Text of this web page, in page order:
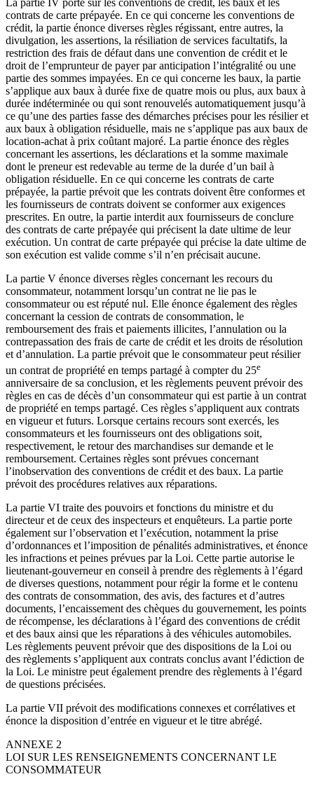
La partie IV porte sur les conventions de crédit, les baux et les
contrats de carte prépayée. En ce qui concerne les conventions de
crédit, la partie énonce diverses règles régissant, entre autres, la
divulgation, les assertions, la résiliation de services facultatifs, la
restriction des frais de défaut dans une convention de crédit et le
droit de l’emprunteur de payer par anticipation l’intégralité ou une
partie des sommes impayées. En ce qui concerne les baux, la partie
s’applique aux baux à durée fixe de quatre mois ou plus, aux baux à
durée indéterminée ou qui sont renouvelés automatiquement jusqu’à
ce qu’une des parties fasse des démarches précises pour les résilier et
aux baux à obligation résiduelle, mais ne s’applique pas aux baux de
location-achat à prix coûtant majoré. La partie énonce des règles
concernant les assertions, les déclarations et la somme maximale
dont le preneur est redevable au terme de la durée d’un bail à
obligation résiduelle. En ce qui concerne les contrats de carte
prépayée, la partie prévoit que les contrats doivent être conformes et
les fournisseurs de contrats doivent se conformer aux exigences
prescrites. En outre, la partie interdit aux fournisseurs de conclure
des contrats de carte prépayée qui précisent la date ultime de leur
exécution. Un contrat de carte prépayée qui précise la date ultime de
son exécution est valide comme s’il n’en précisait aucune.
La partie V énonce diverses règles concernant les recours du
consommateur, notamment lorsqu’un contrat ne lie pas le
consommateur ou est réputé nul. Elle énonce également des règles
concernant la cession de contrats de consommation, le
remboursement des frais et paiements illicites, l’annulation ou la
contrepassation des frais de carte de crédit et les droits de résolution
et d’annulation. La partie prévoit que le consommateur peut résilier
un contrat de propriété en temps partagé à compter du 25e
anniversaire de sa conclusion, et les règlements peuvent prévoir des
règles en cas de décès d’un consommateur qui est partie à un contrat
de propriété en temps partagé. Ces règles s’appliquent aux contrats
en vigueur et futurs. Lorsque certains recours sont exercés, les
consommateurs et les fournisseurs ont des obligations soit,
respectivement, le retour des marchandises sur demande et le
remboursement. Certaines règles sont prévues concernant
l’inobservation des conventions de crédit et des baux. La partie
prévoit des procédures relatives aux réparations.
La partie VI traite des pouvoirs et fonctions du ministre et du
directeur et de ceux des inspecteurs et enquêteurs. La partie porte
également sur l’observation et l’exécution, notamment la prise
d’ordonnances et l’imposition de pénalités administratives, et énonce
les infractions et peines prévues par la Loi. Cette partie autorise le
lieutenant-gouverneur en conseil à prendre des règlements à l’égard
de diverses questions, notamment pour régir la forme et le contenu
des contrats de consommation, des avis, des factures et d’autres
documents, l’encaissement des chèques du gouvernement, les points
de récompense, les déclarations à l’égard des conventions de crédit
et des baux ainsi que les réparations à des véhicules automobiles.
Les règlements peuvent prévoir que des dispositions de la Loi ou
des règlements s’appliquent aux contrats conclus avant l’édiction de
la Loi. Le ministre peut également prendre des règlements à l’égard
de questions précisées.
La partie VII prévoit des modifications connexes et corrélatives et
énonce la disposition d’entrée en vigueur et le titre abrégé.
ANNEXE 2
LOI SUR LES RENSEIGNEMENTS CONCERNANT LE
CONSOMMATEUR